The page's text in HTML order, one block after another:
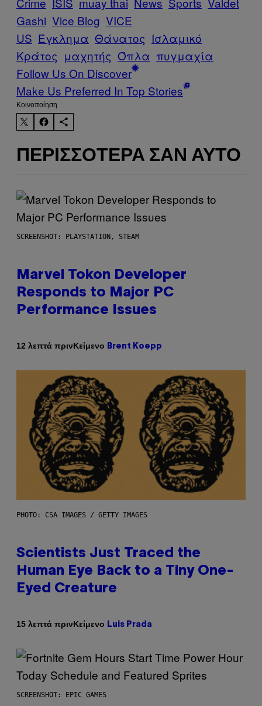
Gashi Vice Blog VICE
US Έγκλημα Θάνατος Ισλαμικό
Κράτος μαχητής Όπλα πυγμαχία
Follow Us On Discover
Make Us Preferred In Top Stories
Kοινοποίηση
ΠΕΡΙΣΣΌΤΕΡΑ ΣΑΝ ΑΥΤΌ
SCREENSHOT: PLAYSTATION, STEAM
Marvel Tokon Developer
Responds to Major PC
Performance Issues
12 λεπτά πρινΚείμενο Brent Koepp
PHOTO: CSA IMAGES / GETTY IMAGES
Scientists Just Traced the
Human Eye Back to a Tiny One-
Eyed Creature
15 λεπτά πρινΚείμενο Luis Prada
SCREENSHOT: EPIC GAMES